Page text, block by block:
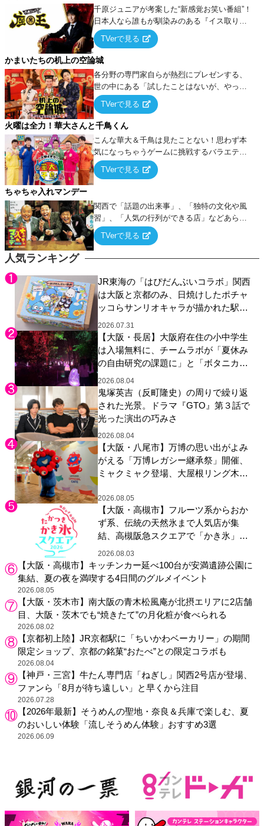
人気ランキング
JR東海の「はぴだんぶいコラボ」関西
は大阪と京都のみ、日焼けしたポチャ
ッコらサンリオキャラが描かれた駅弁
やグッズが登場
2026.07.31
【大阪・長居】大阪府在住の小中学生
は入場無料に、チームラボが「夏休み
の自由研究の課題に」と「ボタニカル
ガーデン 大阪」へ招待
2026.08.04
鬼塚英吉（反町隆史）の周りで繰り返
された光景。ドラマ『GTO』第３話で
光った演出の巧みさ
2026.08.04
【大阪・八尾市】万博の思い出がよみ
がえる「万博レガシー継承祭」開催、
ミャクミャク登場、大屋根リング木材
展示も
2026.08.05
【大阪・高槻市】フルーツ系からおか
ず系、伝統の天然氷まで人気店が集
結、高槻阪急スクエアで「かき氷」祭
り
2026.08.03
【大阪・高槻市】キッチンカー延べ100台が安満遺跡公園に
集結、夏の夜を満喫する4日間のグルメイベント
2026.08.05
【大阪・茨木市】南大阪の青木松風庵が北摂エリアに2店舗
目、大阪・茨木でも“焼きたて”の月化粧が食べられる
2026.08.02
【京都初上陸】JR京都駅に「ちいかわベーカリー」の期間
限定ショップ、京都の銘菓“おたべ”との限定コラボも
2026.08.04
【神戸・三宮】牛たん専門店「ねぎし」関西2号店が登場、
ファンら「8月が待ち遠しい」と早くから注目
2026.07.28
【2026年最新】そうめんの聖地・奈良＆兵庫で楽しむ、夏
のおいしい体験「流しそうめん体験」おすすめ3選
2026.06.09
千原ジュニアが考案した“新感覚お笑い番組”！
日本人なら誰もが馴染みのある『イス取りゲ
ーム』をベースに、大喜利・ギャグ・モノボ
ケ・歌…など様々なお題で芸人がショートネ
タを競い合う！
TVerで見る
かまいたちの机上の空論城
各分野の専門家自らが熱烈にプレゼンする、
世の中にある「試したことはないが、やって
みたらこうなる！…ハズ」という“机上の空
論”に若手芸人らがカラダを張って挑む！
TVerで見る
火曜は全力！華大さんと千鳥くん
こんな華大＆千鳥は見たことない！思わず本
気になっちゃうゲームに挑戦するバラエティ
ー！
TVerで見る
ちゃちゃ入れマンデー
関西で「話題の出来事」、「独特の文化や風
習」、「人気の行列ができる店」などあらゆ
るテーマについて好き放題にちゃちゃを入れ
ていく関西色を前面に押し出したトークバラ
TVerで見る